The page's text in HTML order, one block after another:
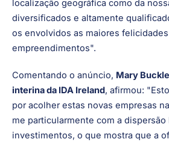
postos de trabalho serão
sectores e, na verdade, cidades,
da Irlanda como uma excelente
as empresas globais, tanto em
diversificados e altamente
os envolvidos as maiores
empreendimentos".
Comentando o anúncio,Mary